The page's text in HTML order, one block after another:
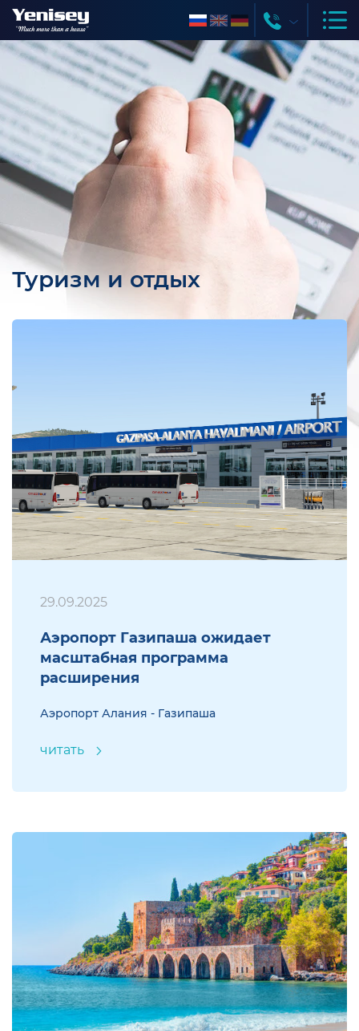
Туризм и отдых
29.09.2025
Аэропорт Газипаша ожидает
масштабная программа
расширения
Аэропорт Алания - Газипаша
читать